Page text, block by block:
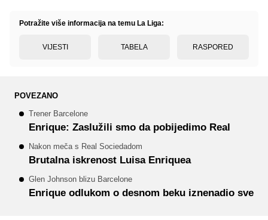
Potražite više informacija na temu La Liga:
VIJESTI TABELA RASPORED
POVEZANO
Trener Barcelone
Enrique: Zaslužili smo da pobijedimo Real
Nakon meča s Real Sociedadom
Brutalna iskrenost Luisa Enriquea
Glen Johnson blizu Barcelone
Enrique odlukom o desnom beku iznenadio sve